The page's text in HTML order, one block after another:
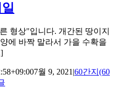
형상"입니다. 개간된 땅이지
에 바짝 말라서 가을 수확을
7월 9, 2021 |60간지(60